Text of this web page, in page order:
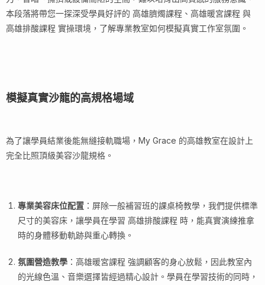
本段落將帶您一探深受學員好評的 高雄臍燭課程、高雄暖宮課程 與
高雄排酸課程 實操環境，了解專業教室如何模擬真實工作室氛圍。
模擬真實沙龍的高規格場域
為了讓學員結業後能無縫接軌職場，My Grace 的高雄教室在設計上
完全比照頂級美容沙龍規格。
專業美容床位配置 ：屏除一般補習班的課桌椅教學，我們提供標準
尺寸的美容床，讓學員在學習 高雄排酸課程 時，能真實演練推拿
時的身體移動軌跡與重心轉換。
氛圍營造教學 ：高雄暖宮課程 強調顧客的身心放鬆，因此教室內
的光線色溫、音樂選擇皆經過精心設計。學員在學習技術的同時，